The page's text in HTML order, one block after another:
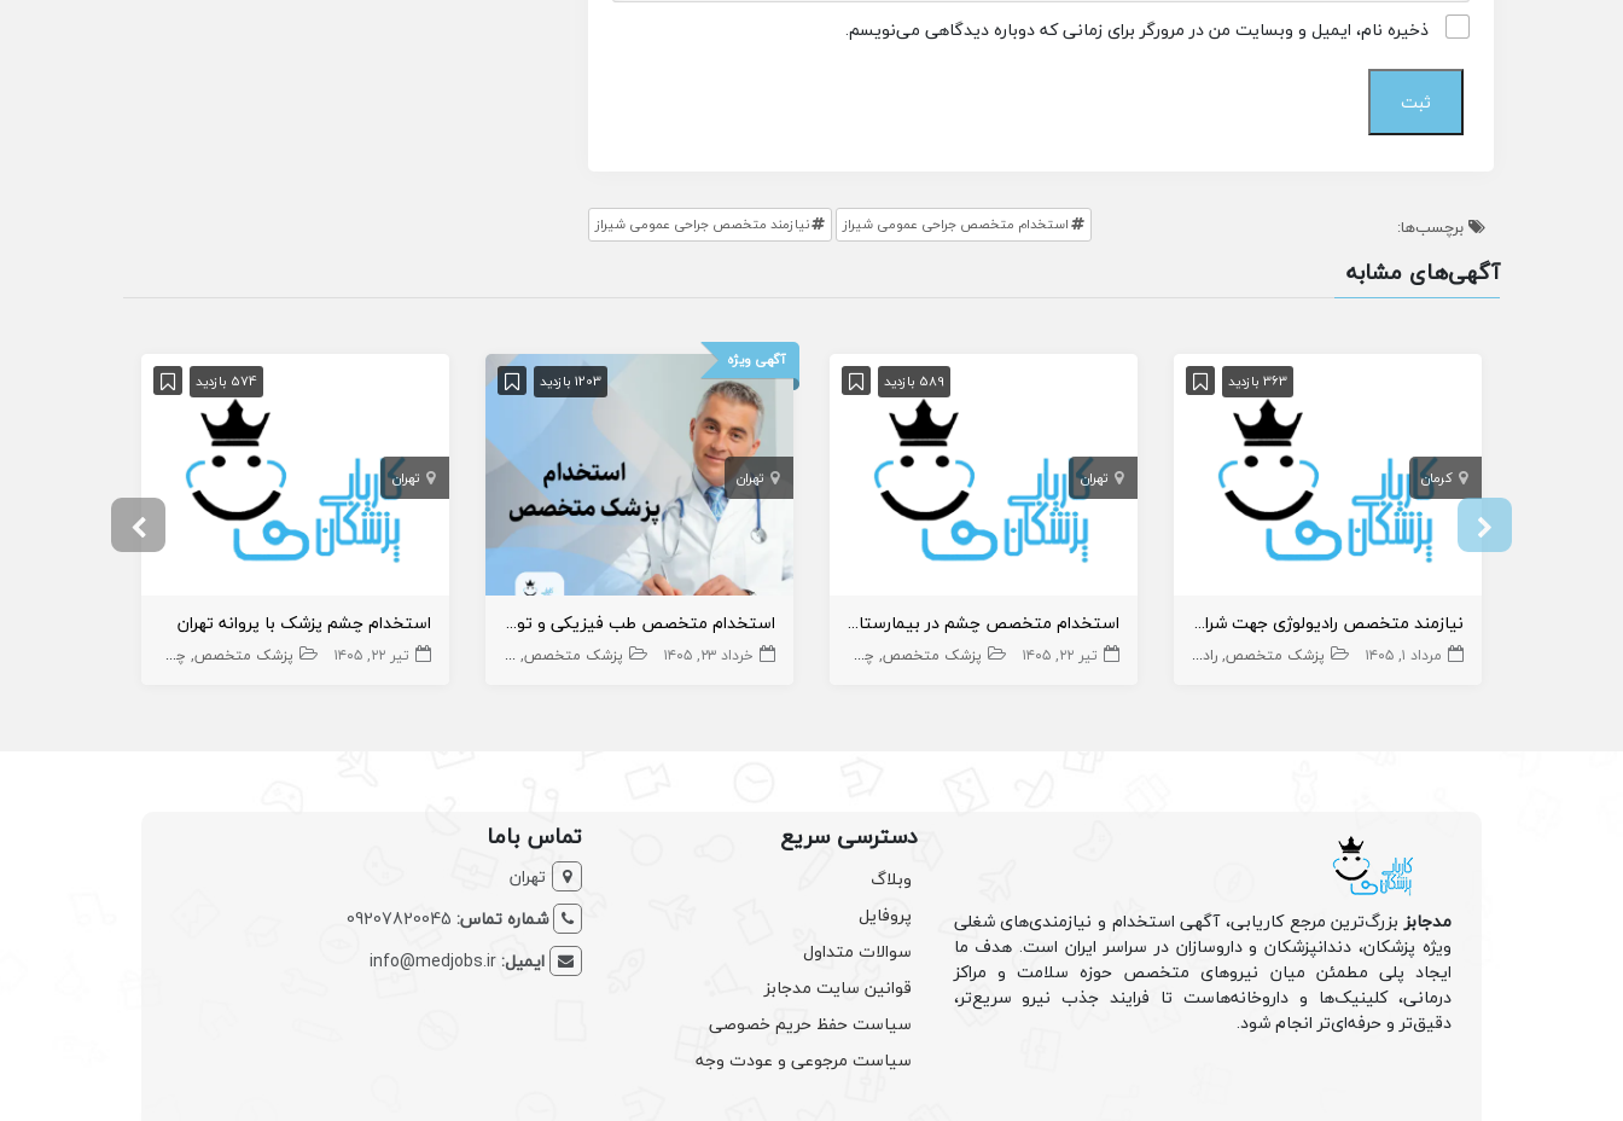
ذخیره نام، ایمیل و وبسایت من در مرورگر برای زمانی که دوباره دیدگاهی می‌نویسم.
برچسب‌ها: استخدام متخصص جراحى عمومی شيراز نیازمند متخصص جراحى عمومی شيراز
آگهی‌های مشابه
363 بازدید
کرمان
نیازمند متخصص رادیولوژی جهت شراکت برای راه اندازی قسمت رادیولوژی
مرداد ۱, ۱۴۰۵ پزشک متخصص رادیولوژی
589 بازدید
تهران
استخدام متخصص چشم در بیمارستان
تیر ۲۲, ۱۴۰۵ پزشک متخصص چشم
آگهی ویژه
1203 بازدید
تهران
استخدام متخصص طب فیزیکی و توانبخشی در کلینیک
خرداد ۲۳, ۱۴۰۵ پزشک متخصص طب فیزیکی
574 بازدید
تهران
استخدام چشم پزشک با پروانه تهران
تیر ۲۲, ۱۴۰۵ پزشک متخصص چشم
مدجابزبزرگ‌ترین مرجع کاریابی، آگهی استخدام و نیازمندی‌های شغلی
ویژه پزشکان، دندانپزشکان و داروسازان در سراسر ایران است. هدف ما
ایجاد پلی مطمئن میان نیروهای متخصص حوزه سلامت و مراکز
درمانی، کلینیک‌ها و داروخانه‌هاست تا فرایند جذب نیرو سریع‌تر،
دقیق‌تر و حرفه‌ای‌تر انجام شود.
دسترسی سریع
وبلاگ
پروفایل
سوالات متداول
قوانین سایت مدجابز
سیاست حفظ حریم خصوصی
سیاست مرجوعی و عودت وجه
تماس باما
تهران
شماره تماس: 09207820045
ایمیل:info@medjobs.ir